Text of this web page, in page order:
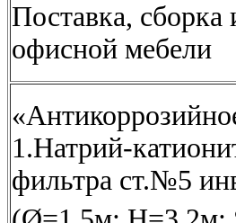
Поставка,
офисной мебели
1.Натрий-
фильтра ст.№5